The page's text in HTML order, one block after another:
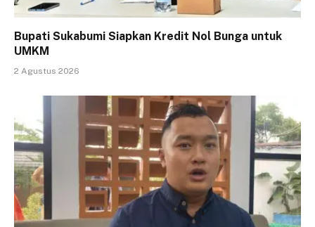
Bupati Sukabumi Siapkan Kredit Nol Bunga untuk
UMKM
2 Agustus 2026